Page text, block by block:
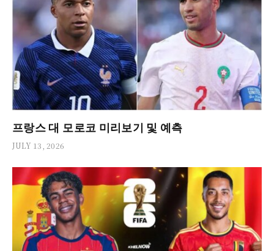
프랑스 대 모로코 미리보기 및 예측
JULY 13, 2026